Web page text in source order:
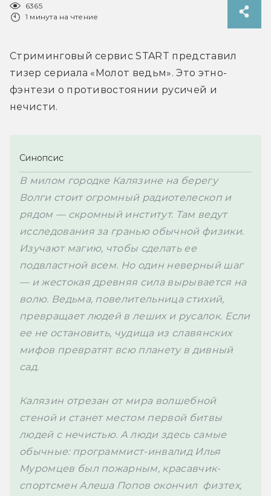
6365
1 минута на чтение
Стриминговый сервис START представил
тизер сериала «Молот ведьм». Это этно-
фэнтези о противостоянии русичей и
нечисти.
Синопсис
В милом городке Калязине на берегу
Волги стоит огромный радиотелескоп и
рядом — скромный институт. Там ведут
исследования за гранью обычной физики.
Изучают магию, чтобы сделать ее
подвластной всем. Но один неверный шаг
— и жестокая древняя сила вырывается на
волю. Ведьма, повелительница стихий,
превращает людей в леших и русалок. Если
ее не остановить, чудища из славянских
мифов превратят всю планету в дивный
сад.
Калязин отрезан от мира волшебной
стеной и станет местом первой битвы
людей с нечистью. А люди здесь самые
обычные: программист-инвалид Илья
Муромцев был пожарным, красавчик-
спортсмен Алеша Попов окончил  физтех,